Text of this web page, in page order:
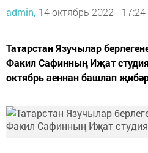
admin, 14 октябрь 2022 - 17:24
Татарстан Язучы­лар
Факил Саф­инның Иҗат
окт­ябрь аеннан башлап